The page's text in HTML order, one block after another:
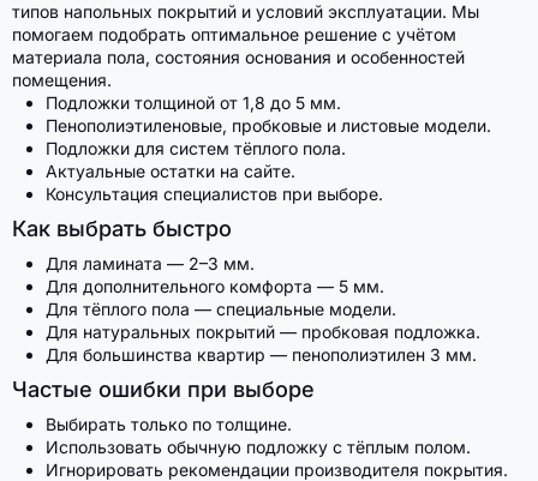
типов напольных покрытий и условий эксплуатации. Мы
помогаем подобрать оптимальное решение с учётом
материала пола, состояния основания и особенностей
помещения.
Подложки толщиной от 1,8 до 5 мм.
Пенополиэтиленовые, пробковые и листовые модели.
Подложки для систем тёплого пола.
Актуальные остатки на сайте.
Консультация специалистов при выборе.
Как выбрать быстро
Для ламината — 2–3 мм.
Для дополнительного комфорта — 5 мм.
Для тёплого пола — специальные модели.
Для натуральных покрытий — пробковая подложка.
Для большинства квартир — пенополиэтилен 3 мм.
Частые ошибки при выборе
Выбирать только по толщине.
Использовать обычную подложку с тёплым полом.
Игнорировать рекомендации производителя покрытия.